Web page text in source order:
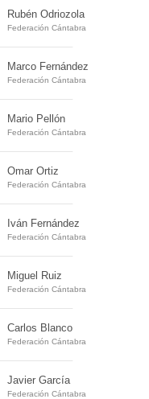
Rubén Odriozola
Federación Cántabra
Marco Fernández
Federación Cántabra
Mario Pellón
Federación Cántabra
Omar Ortiz
Federación Cántabra
Iván Fernández
Federación Cántabra
Miguel Ruiz
Federación Cántabra
Carlos Blanco
Federación Cántabra
Javier García
Federación Cántabra